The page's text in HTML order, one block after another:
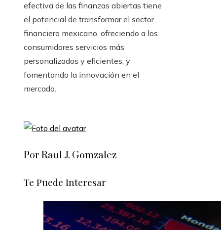
efectiva de las finanzas abiertas tiene
el potencial de transformar el sector
financiero mexicano, ofreciendo a los
consumidores servicios más
personalizados y eficientes, y
fomentando la innovación en el
mercado.
Por Raul J. Gomzalez
Te Puede Interesar